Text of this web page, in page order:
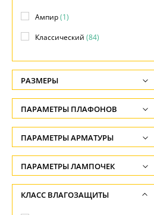
Ампир(1)
Классический (84)
РАЗМЕРЫ
Высота, см
-
Ширина, см
-
Диаметр, см
-
ПАРАМЕТРЫ ПЛАФОНОВ
ФОРМА ПЛАФОНА
Круг(1)
Круглый(62)
Полукруг(4)
ПАРАМЕТРЫ АРМАТУРЫ
ЦВЕТ АРМАТУРЫ
Бежевый(1)
ПАРАМЕТРЫ ЛАМПОЧЕК
Количество ламп
-
КЛАСС ВЛАГОЗАЩИТЫ